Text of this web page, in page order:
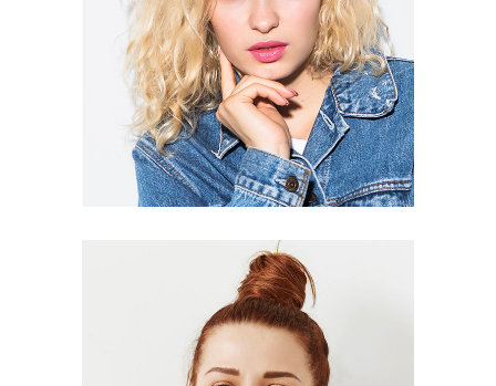
Lucia Noir
Editor